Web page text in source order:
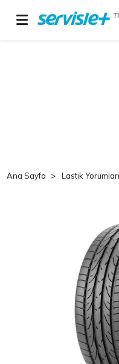
Ana Sayfa Lastik Yorumları